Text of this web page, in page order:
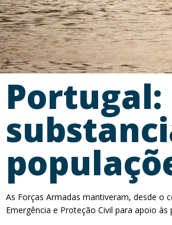
Portugal:
As Forças Armadas mantiveram, desde o
Emergência e Proteção Civil para apoio